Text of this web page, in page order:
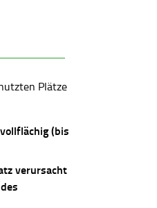
Plätze
(bis
verursacht